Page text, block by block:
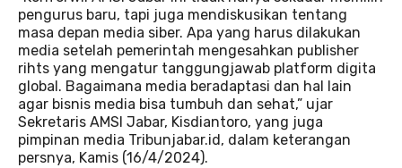
pengurus baru, tapi juga mendiskusikan tentang
masa depan media siber. Apa yang harus dilakukan
media setelah pemerintah mengesahkan publisher
rihts yang mengatur tanggungjawab platform digita
global. Bagaimana media beradaptasi dan hal lain
agar bisnis media bisa tumbuh dan sehat,” ujar
Sekretaris AMSI Jabar, Kisdiantoro, yang juga
pimpinan media Tribunjabar.id, dalam keterangan
persnya, Kamis (16/4/2024).